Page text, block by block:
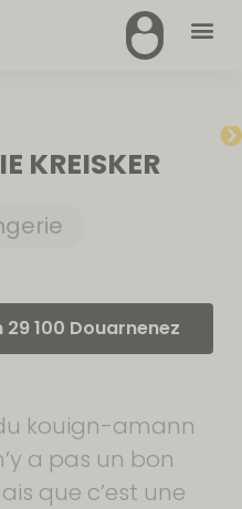
KREISKER
100 Douarnenez
kouign-amann
a pas un bon
que c’est une